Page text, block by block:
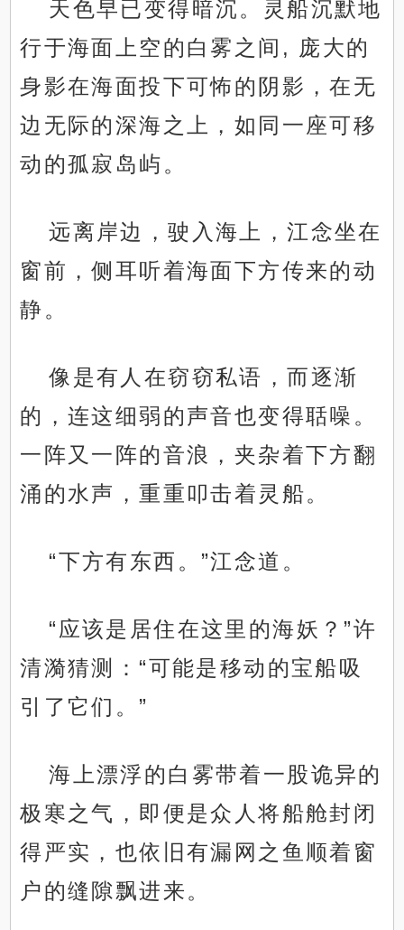
天色早已变得暗沉。灵船沉默地
行于海面上空的白雾之间, 庞大的
身影在海面投下可怖的阴影，在无
边无际的深海之上，如同一座可移
动的孤寂岛屿。
远离岸边，驶入海上，江念坐在
窗前，侧耳听着海面下方传来的动
静。
像是有人在窃窃私语，而逐渐
的，连这细弱的声音也变得聒噪。
一阵又一阵的音浪，夹杂着下方翻
涌的水声，重重叩击着灵船。
“下方有东西。”江念道。
“应该是居住在这里的海妖？”许
清漪猜测：“可能是移动的宝船吸
引了它们。”
海上漂浮的白雾带着一股诡异的
极寒之气，即便是众人将船舱封闭
得严实，也依旧有漏网之鱼顺着窗
户的缝隙飘进来。